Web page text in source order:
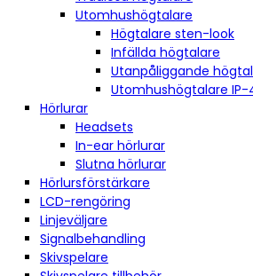
Utomhushögtalare
Högtalare sten-look
Infällda högtalare
Utanpåliggande
Utomhushögtalare IP-
Hörlurar
Headsets
In-ear hörlurar
Slutna hörlurar
Hörlursförstärkare
LCD-rengöring
Linjeväljare
Signalbehandling
Skivspelare